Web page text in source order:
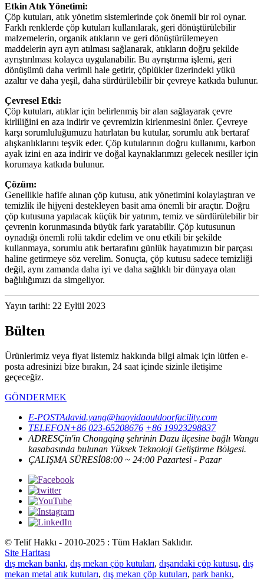
Etkin Atık Yönetimi:
Çöp kutuları, atık yönetim sistemlerinde çok önemli bir rol oynar.
Farklı renklerde çöp kutuları kullanılarak, geri dönüştürülebilir
malzemelerin, organik atıkların ve geri dönüştürülemeyen
maddelerin ayrı ayrı atılması sağlanarak, atıkların doğru şekilde
ayrıştırılması kolayca uygulanabilir. Bu ayrıştırma işlemi, geri
dönüşümü daha verimli hale getirir, çöplükler üzerindeki yükü
azaltır ve daha yeşil, daha sürdürülebilir bir çevreye katkıda bulunur.
Çevresel Etki:
Çöp kutuları, atıklar için belirlenmiş bir alan sağlayarak çevre
kirliliğini en aza indirir ve çevremizin kirlenmesini önler. Çevreye
karşı sorumluluğumuzu hatırlatan bu kutular, sorumlu atık bertaraf
alışkanlıklarını teşvik eder. Çöp kutularının doğru kullanımı, karbon
ayak izini en aza indirir ve doğal kaynaklarımızı gelecek nesiller için
korumaya katkıda bulunur.
Çözüm:
Genellikle hafife alınan çöp kutusu, atık yönetimini kolaylaştıran ve
temizlik ile hijyeni destekleyen basit ama önemli bir araçtır. Doğru
çöp kutusuna yapılacak küçük bir yatırım, temiz ve sürdürülebilir bir
çevrenin korunmasında büyük fark yaratabilir. Çöp kutusunun
oynadığı önemli rolü takdir edelim ve onu etkili bir şekilde
kullanmaya, sorumlu atık bertarafını günlük hayatımızın bir parçası
haline getirmeye söz verelim. Sonuçta, çöp kutusu sadece temizliği
değil, aynı zamanda daha iyi ve daha sağlıklı bir dünyaya olan
bağlılığımızı da simgeliyor.
Yayın tarihi: 22 Eylül 2023
Bülten
Ürünlerimiz veya fiyat listemiz hakkında bilgi almak için lütfen e-
posta adresinizi bize bırakın, 24 saat içinde sizinle iletişime
geçeceğiz.
GÖNDERMEK
E-POSTAdavid.yang@haoyidaoutdoorfacility.com
TELEFON+86 023-65208676 +86 19923298837
ADRESÇin'in Chongqing şehrinin Dazu ilçesine bağlı Wangu
kasabasında bulunan Yüksek Teknoloji Geliştirme Bölgesi.
ÇALIŞMA SÜRESİ08:00 ~ 24:00 Pazartesi - Pazar
© Telif Hakkı - 2010-2025 : Tüm Hakları Saklıdır.
Site Haritası
dış mekan bankı, dış mekan çöp kutuları, dışarıdaki çöp kutusu, dış
mekan metal atık kutuları, dış mekan çöp kutuları, park bankı,